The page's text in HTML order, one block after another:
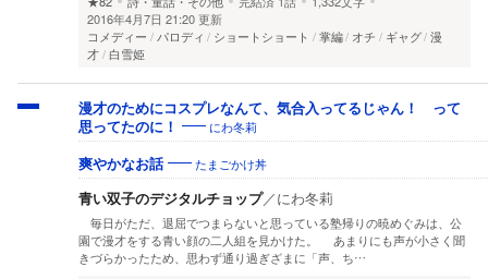
2016年4月7日 21:20 更新
コメディー
パロディ ショートショート 掌編 オチ ギャグ 漫
才 白雪姫
漫才のためにコスプレなんて、気合入ってるじゃん！ って
思ってたのに！
にわ冬莉
爽やかなお話 たまごかけ丼
青い双子のデジタルチョップ／にわ冬莉
毎日がただ、退屈でつまらないと思っている塾帰りの暁めぐみは、公
園で漫才をする青い顔の二人組を見かけた。 あまりにも声が小さく聞
きづらかったため、思わず通り過ぎざまに「声、ち…